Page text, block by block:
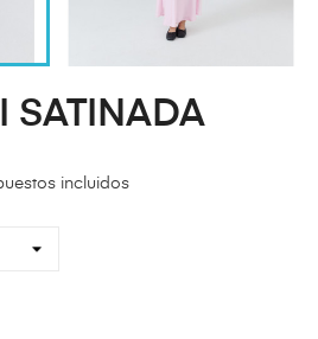
SATINADA
incluidos